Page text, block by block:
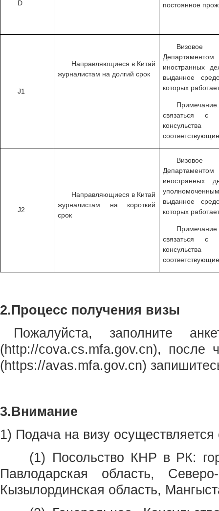
D
постоянное
J1
Направляющиеся в Китай
журналистам на долгий срок
иностранных
выданное
которых
связаться с
J2
Направляющиеся в Китай
журналистам на короткий
срок
иностранных
выданное
которых
связаться с
2.Процесс получения визы
Пожалуйста, заполните
(http://cova.cs.mfa.gov.cn), после
(https://avas.mfa.gov.cn)
3.Внимание
1) Подача на визу
(1) Посольство КНР в РК:
Павлодарская область,
Кызылординская область,